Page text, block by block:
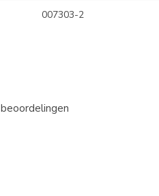
007303-2
beoordelingen